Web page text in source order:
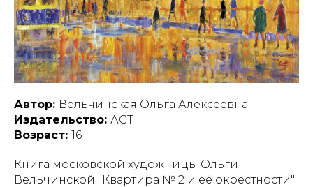
Автор: Вельчинская Ольга Алексеевна
Издательство: АСТ
Возраст: 16+
Книга московской художницы Ольги
Вельчинской "Квартира № 2 и её окрестности"